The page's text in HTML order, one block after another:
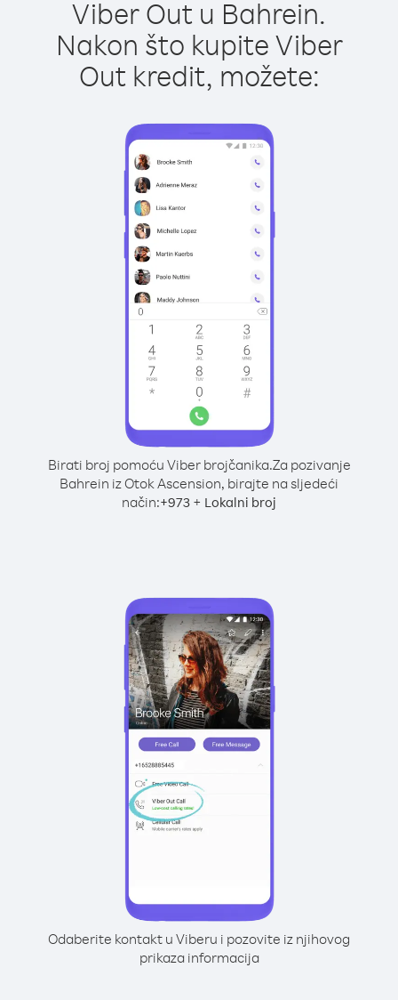
Viber Out u Bahrein.
Nakon što kupite Viber
Out kredit, možete:
Birati broj pomoću Viber brojčanika.Za pozivanje
Bahrein iz Otok Ascension, birajte na sljedeći
način:+973 + Lokalni broj
Odaberite kontakt u Viberu i pozovite iz njihovog
prikaza informacija